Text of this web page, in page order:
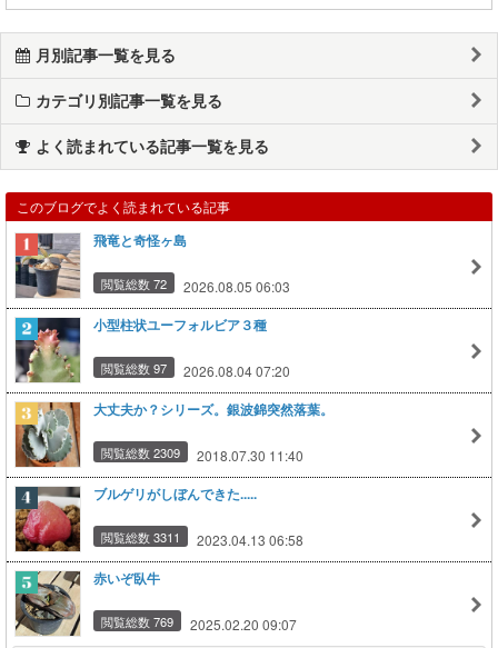
月別記事一覧を見る
カテゴリ別記事一覧を見る
よく読まれている記事一覧を見る
このブログでよく読まれている記事
飛竜と奇怪ヶ島
閲覧総数 72 2026.08.05 06:03
小型柱状ユーフォルビア３種
閲覧総数 97 2026.08.04 07:20
大丈夫か？シリーズ。銀波錦突然落葉。
閲覧総数 2309 2018.07.30 11:40
ブルゲリがしぼんできた.....
閲覧総数 3311 2023.04.13 06:58
赤いぞ臥牛
閲覧総数 769 2025.02.20 09:07